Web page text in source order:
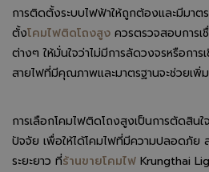
การติดตั้งระบบไฟฟ้าให้ถูกต้องและมีมาต
ตั้งโคมไฟติดโถงสูง ควรตรวจสอบการ
ต่างๆ ให้มั่นใจว่าไม่มีการลัดวงจรหรือกา
สายไฟที่มีคุณภาพและมาตรฐานจะช่วยเพิ่
การเลือกโคมไฟติดโถงสูงเป็นการตัดสิ
ปัจจัย เพื่อให้ได้โคมไฟที่มีความปลอดภัย
ระยะยาว ที่ร้านขายโคมไฟ Krungthai